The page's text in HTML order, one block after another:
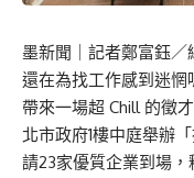
墨新聞 ｜記者鄭富鈺
還在為找工作感到迷
帶來一場超 Chill 的徵
北市政府1樓中庭舉辦
請23家優質企業到場